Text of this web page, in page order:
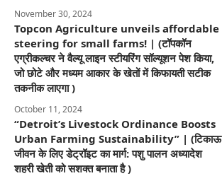
November 30, 2024
Topcon Agriculture unveils affordable
steering for small farms! | (टॉपकॉन
एग्रीकल्चर ने वैल्यू लाइन स्टीयरिंग सॉल्यूशन पेश किया,
जो छोटे और मध्यम आकार के खेतों में किफायती सटीक
तकनीक लाएगा )
October 11, 2024
“Detroit’s Livestock Ordinance Boosts
Urban Farming Sustainability” | (टिकाऊ
जीवन के लिए डेट्रॉइट का मार्ग: पशु पालन अध्यादेश
शहरी खेती को सशक्त बनाता है )